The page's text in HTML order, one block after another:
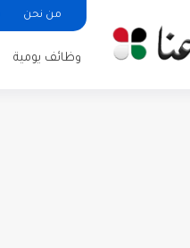
من نحن
وظائف يومية